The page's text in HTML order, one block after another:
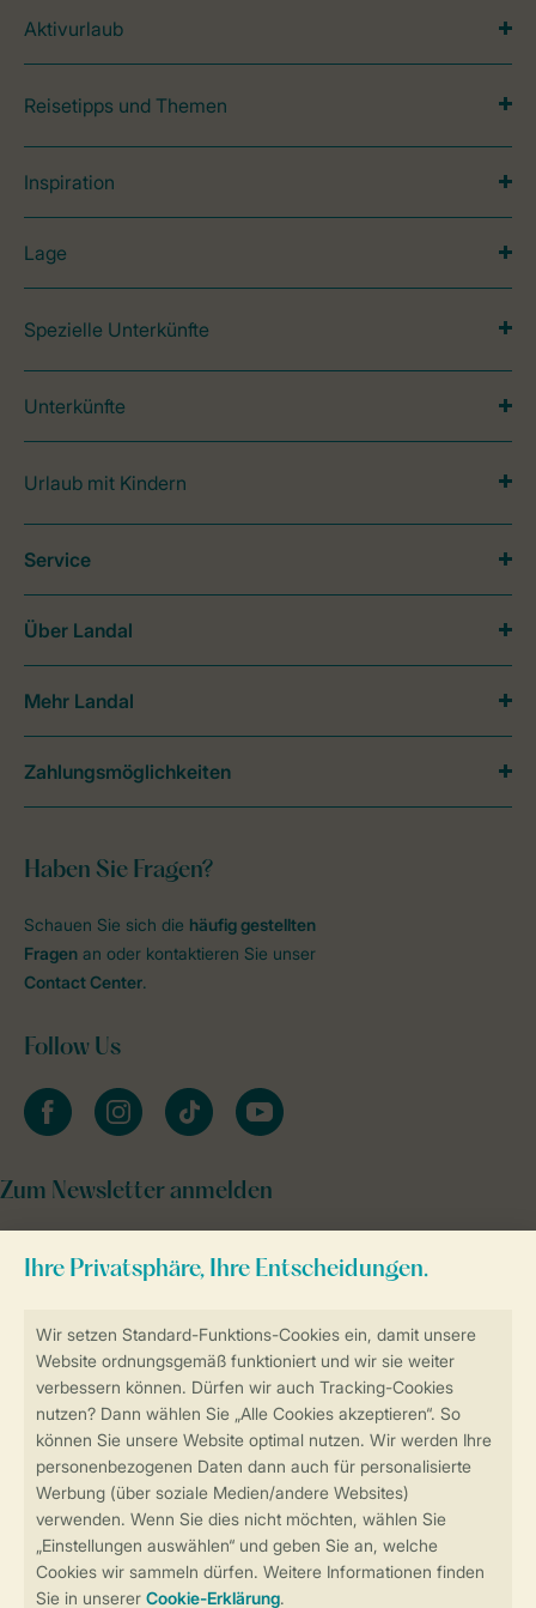
Sicherstellung Deiner Privatsphäre
Sicher und schnell zur Online-Buchung
Sichere Datenübertragung
Sicheres Bezahlen
Aktivurlaub
Reisetipps und Themen
Inspiration
Lage
Spezielle Unterkünfte
Unterkünfte
Urlaub mit Kindern
Haben Sie Fragen?
Schauen Sie sich die häufig gestellten
Fragen an oder kontaktieren Sie unser
Contact Center.
Follow Us
facebookinstagramtiktok youtube
Zum Newsletter anmelden
Service
Über Landal
Mehr Landal
Zahlungsmöglichkeiten